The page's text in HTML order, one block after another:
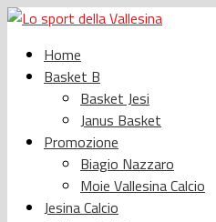
Home
Basket B
Basket Jesi
Janus Basket
Promozione
Biagio Nazzaro
Moie Vallesina Calcio
Jesina Calcio